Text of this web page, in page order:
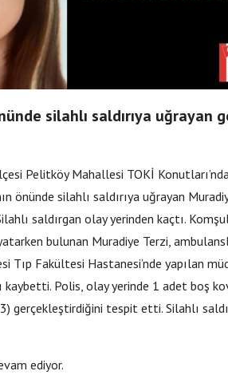
silahlı saldırıya uğrayan
Pelitköy Mahallesi TOKİ
önünde silahlı saldırıya uğrayan
saldırgan olay yerinden kaçtı.
bulunan Muradiye Terzi,
Tıp Fakültesi Hastanesi’nde yapılan
kaybetti. Polis, olay yerinde 1 adet boş
gerçekleştirdiğini tespit etti. Silahlı
ediyor.